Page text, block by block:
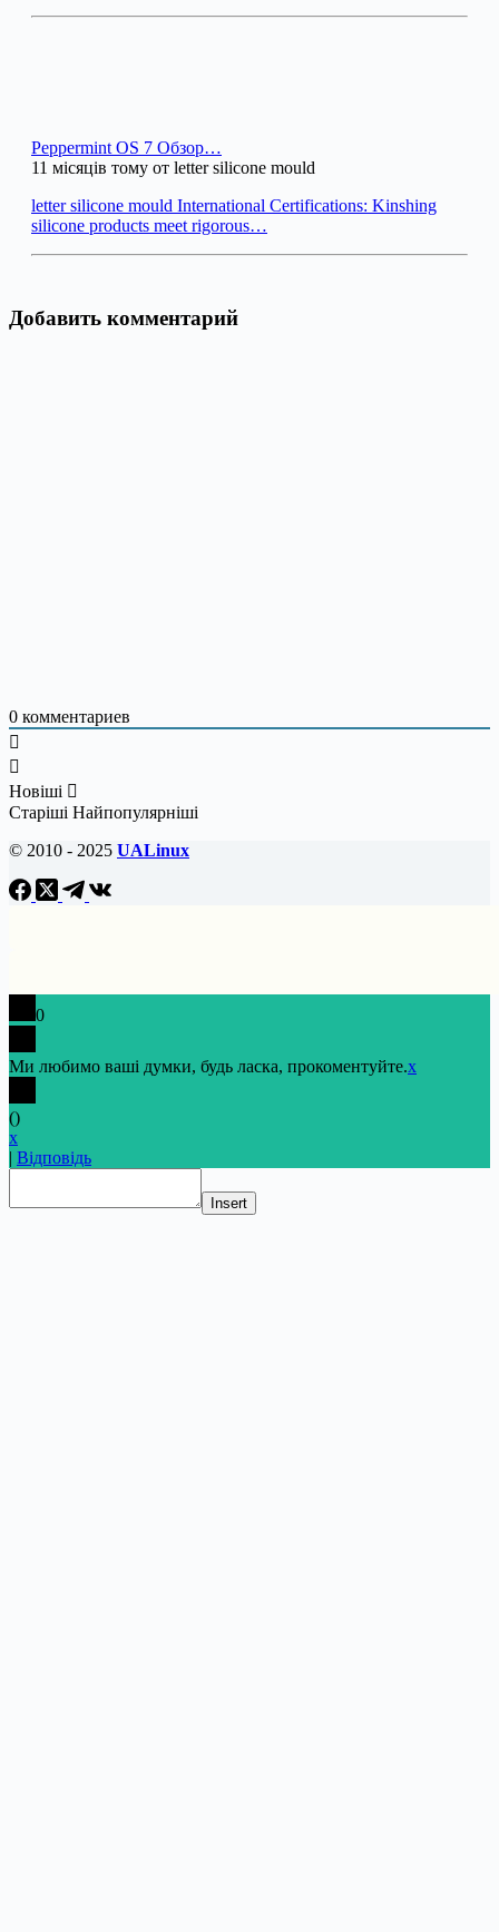
Peppermint OS 7 Обзор…
11 місяців тому от letter silicone mould
letter silicone mould International Certifications: Kinshing
silicone products meet rigorous…
Добавить комментарий
0 комментариев
Новіші
Старіші Найпопулярніші
© 2010 - 2025 UALinux
0
Ми любимо ваші думки, будь ласка, прокоментуйте.x
()
x
| Відповідь
Insert